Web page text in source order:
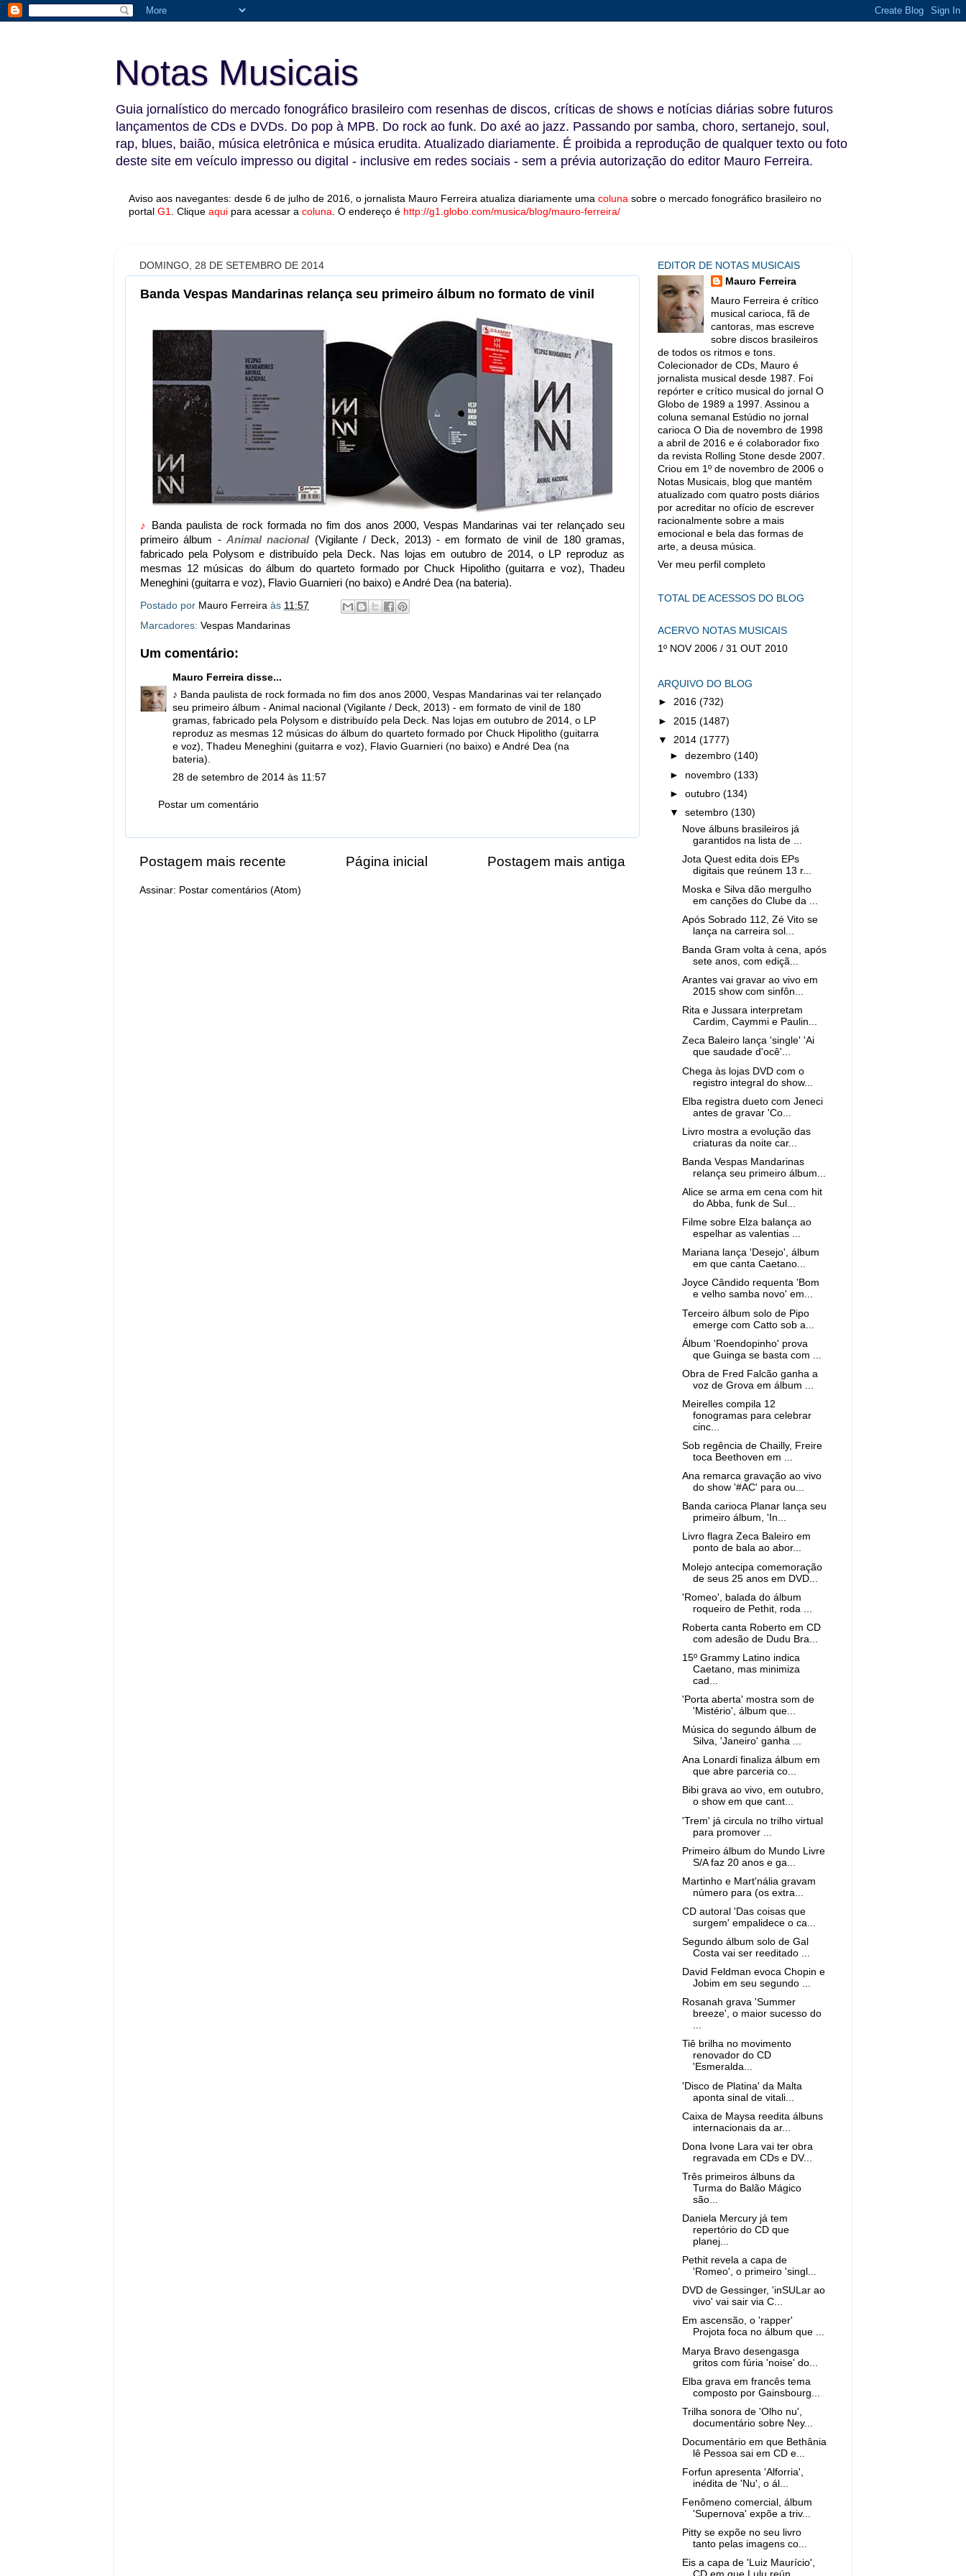
Notas Musicais
Guia jornalístico do mercado fonográfico brasileiro com resenhas de discos, críticas de shows e notícias diárias sobre futuros
lançamentos de CDs e DVDs. Do pop à MPB. Do rock ao funk. Do axé ao jazz. Passando por samba, choro, sertanejo, soul,
rap, blues, baião, música eletrônica e música erudita. Atualizado diariamente. É proibida a reprodução de qualquer texto ou foto
deste site em veículo impresso ou digital - inclusive em redes sociais - sem a prévia autorização do editor Mauro Ferreira.
Aviso aos navegantes: desde 6 de julho de 2016, o jornalista Mauro Ferreira atualiza diariamente uma coluna sobre o mercado fonográfico brasileiro no
portal G1 Clique aqui para acessar a coluna O endereço é http://g1.globo.com/musica/blog/mauro-ferreira/
DOMINGO, 28 DE SETEMBRO DE 2014
Banda Vespas Mandarinas relança seu primeiro álbum no formato de vinil
♪
Banda paulista de rock formada no fim dos anos 2000, Vespas Mandarinas vai ter relançado seu
primeiro álbum - Animal nacional(Vigilante / Deck, 2013) - em formato de vinil de 180 gramas,
fabricado pela Polysom e distribuído pela Deck. Nas lojas em outubro de 2014, o LP reproduz as
mesmas 12 músicas do álbum do quarteto formado por Chuck Hipolitho (guitarra e voz), Thadeu
Meneghini (guitarra e voz), Flavio Guarnieri (no baixo) e André Dea (na bateria).
Postado por Mauro Ferreira às 11:57
Marcadores: Vespas Mandarinas
Um comentário:
Mauro Ferreira disse...
♪ Banda paulista de rock formada no fim dos anos 2000, Vespas Mandarinas vai ter relançado
seu primeiro álbum - Animal nacional (Vigilante / Deck, 2013) - em formato de vinil de 180
gramas, fabricado pela Polysom e distribuído pela Deck. Nas lojas em outubro de 2014, o LP
reproduz as mesmas 12 músicas do álbum do quarteto formado por Chuck Hipolitho (guitarra
e voz), Thadeu Meneghini (guitarra e voz), Flavio Guarnieri (no baixo) e André Dea (na
bateria).
28 de setembro de 2014 às 11:57
Postar um comentário
Postagem mais recente Postagem mais antiga
Página inicial
Assinar: Postar comentários (Atom)
EDITOR DE NOTAS MUSICAIS
Mauro Ferreira
Mauro Ferreira é crítico
musical carioca, fã de
cantoras, mas escreve
sobre discos brasileiros
de todos os ritmos e tons.
Colecionador de CDs, Mauro é
jornalista musical desde 1987. Foi
repórter e crítico musical do jornal O
Globo de 1989 a 1997. Assinou a
coluna semanal Estúdio no jornal
carioca O Dia de novembro de 1998
a abril de 2016 e é colaborador fixo
da revista Rolling Stone desde 2007.
Criou em 1º de novembro de 2006 o
Notas Musicais, blog que mantém
atualizado com quatro posts diários
por acreditar no ofício de escrever
racionalmente sobre a mais
emocional e bela das formas de
arte, a deusa música.
Ver meu perfil completo
TOTAL DE ACESSOS DO BLOG
ACERVO NOTAS MUSICAIS
1º NOV 2006 / 31 OUT 2010
ARQUIVO DO BLOG
► 2016 (732)
► 2015 (1487)
▼ 2014 (1777)
►dezembro(140)
► novembro(133)
►outubro(134)
▼setembro(130)
Nove álbuns brasileiros já
garantidos na lista de ...
Jota Quest edita dois EPs
digitais que reúnem 13 r...
Moska e Silva dão mergulho
em canções do Clube da ...
Após Sobrado 112, Zé Vito se
lança na carreira sol...
Banda Gram volta à cena, após
sete anos, com ediçã...
Arantes vai gravar ao vivo em
2015 show com sinfôn...
Rita e Jussara interpretam
Cardim, Caymmi e Paulin...
Zeca Baleiro lança 'single' 'Ai
que saudade d'ocê'...
Chega às lojas DVD com o
registro integral do show...
Elba registra dueto com Jeneci
antes de gravar 'Co...
Livro mostra a evolução das
criaturas da noite car...
Banda Vespas Mandarinas
relança seu primeiro álbum...
Alice se arma em cena com hit
do Abba, funk de Sul...
Filme sobre Elza balança ao
espelhar as valentias ...
Mariana lança 'Desejo', álbum
em que canta Caetano...
Joyce Cândido requenta 'Bom
e velho samba novo' em...
Terceiro álbum solo de Pipo
emerge com Catto sob a...
Álbum 'Roendopinho' prova
que Guinga se basta com ...
Obra de Fred Falcão ganha a
voz de Grova em álbum ...
Meirelles compila 12
fonogramas para celebrar
cinc...
Sob regência de Chailly, Freire
toca Beethoven em ...
Ana remarca gravação ao vivo
do show '#AC' para ou...
Banda carioca Planar lança seu
primeiro álbum, 'In...
Livro flagra Zeca Baleiro em
ponto de bala ao abor...
Molejo antecipa comemoração
de seus 25 anos em DVD...
'Romeo', balada do álbum
roqueiro de Pethit, roda ...
Roberta canta Roberto em CD
com adesão de Dudu Bra...
15º Grammy Latino indica
Caetano, mas minimiza
cad...
'Porta aberta' mostra som de
'Mistério', álbum que...
Música do segundo álbum de
Silva, 'Janeiro' ganha ...
Ana Lonardi finaliza álbum em
que abre parceria co...
Bibi grava ao vivo, em outubro,
o show em que cant...
'Trem' já circula no trilho virtual
para promover ...
Primeiro álbum do Mundo Livre
S/A faz 20 anos e ga...
Martinho e Mart'nália gravam
número para (os extra...
CD autoral 'Das coisas que
surgem' empalidece o ca...
Segundo álbum solo de Gal
Costa vai ser reeditado ...
David Feldman evoca Chopin e
Jobim em seu segundo ...
Rosanah grava 'Summer
breeze', o maior sucesso do
...
Tiê brilha no movimento
renovador do CD
'Esmeralda...
'Disco de Platina' da Malta
aponta sinal de vitali...
Caixa de Maysa reedita álbuns
internacionais da ar...
Dona Ivone Lara vai ter obra
regravada em CDs e DV...
Três primeiros álbuns da
Turma do Balão Mágico
são...
Daniela Mercury já tem
repertório do CD que
planej...
Pethit revela a capa de
'Romeo', o primeiro 'singl...
DVD de Gessinger, 'inSULar ao
vivo' vai sair via C...
Em ascensão, o 'rapper'
Projota foca no álbum que ...
Marya Bravo desengasga
gritos com fúria 'noise' do...
Elba grava em francês tema
composto por Gainsbourg...
Trilha sonora de 'Olho nu',
documentário sobre Ney...
Documentário em que Bethânia
lê Pessoa sai em CD e...
Forfun apresenta 'Alforria',
inédita de 'Nu', o ál...
Fenômeno comercial, álbum
'Supernova' expõe a triv...
Pitty se expõe no seu livro
tanto pelas imagens co...
Eis a capa de 'Luiz Maurício',